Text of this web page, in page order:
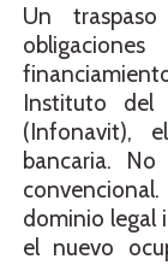
Un
Instituto del
(Infonavit),
bancaria.
dominio legal
el nuevo